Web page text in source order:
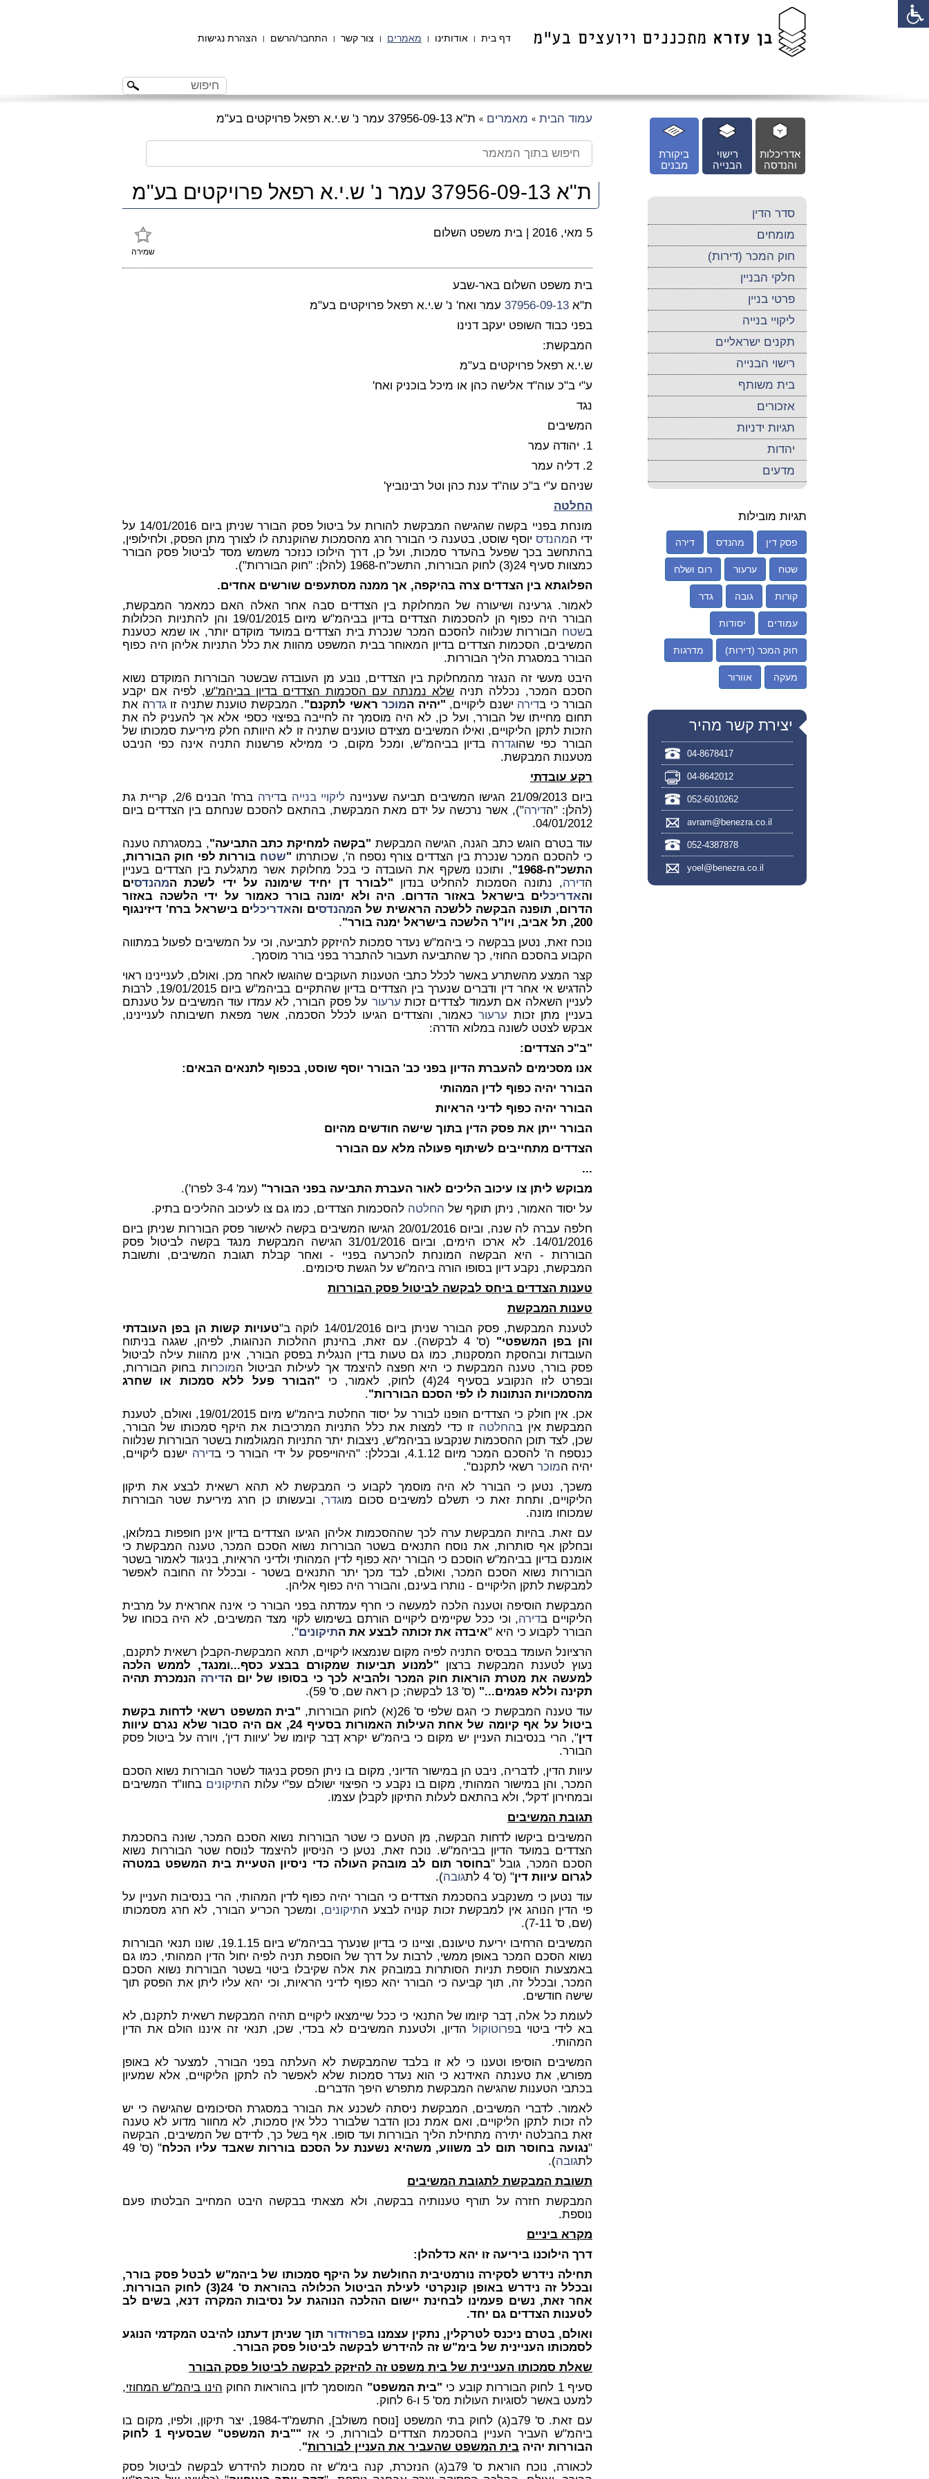
דף בית | אודותינו | מאמרים | צור קשר | התחבר/הרשם | הצהרת נגישות
עמוד הבית » מאמרים » ת"א 37956-09-13 עמר נ' ש.י.א רפאל פרויקטים בע"מ
ת"א 37956-09-13 עמר נ' ש.י.א רפאל פרויקטים בע"מ
שמירה
5 מאי, 2016 | בית משפט השלום
בית משפט השלום באר-שבע
ת"א 37956-09-13 עמר ואח' נ' ש.י.א רפאל פרויקטים בע"מ
בפני כבוד השופט יעקב דנינו
המבקשת:
ש.י.א רפאל פרויקטים בע"מ
ע"י ב"כ עוה"ד אלישה כהן או מיכל בוכניק ואח'
נגד
המשיבים
1. יהודה עמר
2. דליה עמר
שניהם ע"י ב"כ עוה"ד ענת כהן וטל רבינוביץ'
החלטה
מונחת בפניי בקשה שהגישה המבקשת להורות על ביטול פסק הבורר שניתן ביום 14/01/2016 על
ידי המהנדס יוסף שוסט, בטענה כי הבורר חרג מהסמכות שהוקנתה לו לצורך מתן הפסק, ולחילופין,
בהתחשב בכך שפעל בהעדר סמכות, ועל כן, דרך הילוכו כנזכר משמש מסד לביטול פסק הבורר
כמצוות סעיף 24(3) לחוק הבוררות, התשכ"ח-1968 (להלן: "חוק הבוררות").
הפלוגתא בין הצדדים צרה בהיקפה, אך ממנה מסתעפים שורשים אחדים.
לאמור. גרעינה ושיעורה של המחלוקת בין הצדדים סבה אחר האלה האם כמאמר המבקשת,
הבורר היה כפוף הן להסכמות הצדדים בדיון בביהמ"ש מיום 19/01/2015 והן להתניות הכלולות
בשטח הבוררות שנלווה להסכם המכר שנכרת בית הצדדים במועד מוקדם יותר, או שמא כטענת
המשיבים, הסכמות הצדדים בדיון המאוחר בבית המשפט מהוות את כלל התניות אליהן היה כפוף
הבורר במסגרת הליך הבוררות.
היבט מעשי זה הנגזר מהמחלוקת בין הצדדים, נובע מן העובדה שבשטר הבוררות המוקדם נשוא
הסכם המכר, נכללה תניה שלא נמנתה עם הסכמות הצדדים בדיון בביהמ"ש, לפיה אם יקבע
הבורר כי בדירה ישנם ליקויים, "יהיה המוכר ראשי לתקנם". המבקשת טוענת שתניה זוגדרה את
תחום מחייתו של הבורר, ועל כן, לא היה מוסמך זה לחייבה בפיצוי כספי אלא אך להעניק לה את
הזכות לתקן הליקויים, ואילו המשיבים מצידם טוענים שתניה זו לא היוותה חלק מיריעת סמכותו של
הבורר כפי שהוגדרה בדיון בביהמ"ש, ומכל מקום, כי ממילא פרשנות התניה אינה כפי הניבט
מטענות המבקשת.
רקע עובדתי
ביום 21/09/2013 הגישו המשיבים תביעה שעניינה
ליקויי בנייה בדירה
ברח' הבנים 2/6, קריית גת
(להלן: "הדירה"), אשר נרכשה על ידם מאת המבקשת, בהתאם להסכם שנחתם בין הצדדים ביום
04/01/2012.
עוד בטרם הוגש כתב הגנה, הגישה המבקשת "בקשה למחיקת כתב התביעה", במסגרתה טענה
כי להסכם המכר שנכרת בין הצדדים צורף נספח ה', שכותרתו "שטח בוררות לפי חוק הבוררות,
התשכ"ח-1968"
, ותוכנו משקף את העובדה כי בכל מחלוקת אשר מתגלעת בין הצדדים בעניין
הדירה, נתונה הסמכות להחליט בנדון "לבורר דן יחיד שימונה על ידי לשכת המהנדסים
והאדריכלים בישראל באזור הדרום. היה ולא ימונה בורר כאמור על ידי הלשכה באזור
הדרום, תופנה הבקשה ללשכה הראשית של המהנדסים והאדריכלים בישראל ברח' דיזינגוף
200, תל אביב, ויו"ר הלשכה בישראל ימנה בורר"
.
נוכח זאת, נטען בבקשה כי ביהמ"ש נעדר סמכות להיזקק לתביעה, וכי על המשיבים לפעול במתווה
הקבוע בהסכם החוזי, כך שהתביעה תעבור להתברר בפני בורר מוסמך.
קצר המצע מהשתרע באשר לכלל כתבי הטענות העוקבים שהוגשו לאחר מכן. ואולם, לעניינינו ראוי
להדגיש אי אחר דין ודברים שנערך בין הצדדים בדיון שהתקיים בביהמ"ש ביום 19/01/2015, לרבות
לעניין השאלה אם תעמוד לצדדים זכות ערעור על פסק הבורר, לא עמדו עוד המשיבים על טענתם
בעניין מתן זכות ערעורכאמור, והצדדים הגיעו לכלל הסכמה, אשר מפאת חשיבותה לעניינינו,
אבקש לצטט לשונה במלוא הדרה:
"ב"כ הצדדים:
אנו מסכימים להעברת הדיון בפני כב' הבורר יוסף שוסט, בכפוף לתנאים הבאים:
הבורר יהיה כפוף לדין המהותי
הבורר יהיה כפוף לדיני הראיות
הבורר ייתן את פסק הדין בתוך שישה חודשים מהיום
הצדדים מתחייבים לשיתוף פעולה מלא עם הבורר
...
מבוקש ליתן צו עיכוב הליכים לאור העברת התביעה בפני הבורר" (עמ' 3-4 לפרו').
על יסוד האמור, ניתן תוקף של החלטה להסכמות הצדדים, כמו גם צו לעיכוב ההליכים בתיק.
חלפה עברה לה שנה, וביום 20/01/2016 הגישו המשיבים בקשה לאישור פסק הבוררות שניתן ביום
14/01/2016. לא ארכו הימים, וביום 31/01/2016 הגישה המבקשת מנגד בקשה לביטול פסק
הבוררות - היא הבקשה המונחת להכרעה בפניי - ואחר קבלת תגובת המשיבים, ותשובת
המבקשת, נקבע דיון בסופו הורה ביהמ"ש על הגשת סיכומים.
טענות הצדדים ביחס לבקשה לביטול פסק הבוררות
טענות המבקשת
לטענת המבקשת, פסק הבורר שניתן ביום 14/01/2016 לוקה ב"
טעויות קשות הן בפן העובדתי
והן בפן המשפטי"
(ס' 4 לבקשה). עם זאת, בהינתן ההלכות הנהוגות, לפיהן, שגגה בניתוח
העובדות ובהסקת המסקנות, כמו גם טעות בדין הנגלית בפסק הבורר, אינן מהוות עילה לביטול
פסק בורר, טענה המבקשת כי היא חפצה להיצמד אך לעילות הביטול המוכרות בחוק הבוררות,
ובפרט לזו הנקובע בסעיף 24(4) לחוק, לאמור, כי
"הבורר פעל ללא סמכות או שחרג
מהסמכויות הנתונות לו לפי הסכם הבוררות".
אכן. אין חולק כי הצדדים הופנו לבורר על יסוד החלטת ביהמ"ש מיום 19/01/2015, ואולם, לטענת
המבקשת אין בהחלטה זו כדי למצות את כלל התניות המרכיבות את היקף סמכותו של הבורר,
שכן, לצד תוכן ההסכמות שנקבעו בביהמ"ש, ניצבות יתר התניות המגולמות בשטר הבוררות שנלווה
כנספח ה' להסכם המכר מיום 4.1.12, ובכללן: "היהוייפסק על ידי הבורר כי ב
דירה ישנם ליקויים,
יהיה המוכר רשאי לתקנם".
משכך, נטען כי הבורר לא היה מוסמך לקבוע כי המבקשת לא תהא רשאית לבצע את תיקון
הליקויים, ותחת זאת כי תשלם למשיבים סכום מוגדר, ובעשותו כן חרג מיריעת שטר הבוררות
שמכוחו מונה.
עם זאת. בהיות המבקשת ערה לכך שההסכמות אליהן הגיעו הצדדים בדיון אינן חופפות במלואן,
ובחלקן אף סותרות, את נוסח התנאים בשטר הבוררות נשוא הסכם המכר, טענה המבקשת כי
אומנם בדיון בביהמ"ש הוסכם כי הבורר יהא כפוף לדין המהותי ולדיני הראיות, בניגוד לאמור בשטר
הבוררות נשוא הסכם המכר, ואולם, לבד מכך יתר התנאים בשטר - ובכלל זה החובה לאפשר
למבקשת לתקן הליקויים - נותרו בעינם, והבורר היה כפוף אליהן.
המבקשת הוסיפה וטענה הלכה למעשה כי חרף עמדתה בפני הבורר כי אינה אחראית על מרבית
הליקויים בדירה, וכי ככל שקיימים ליקויים הורתם בשימוש לקוי מצד המשיבים, לא היה בכוחו של
הבורר לקבוע כי היא "איבדה את זכותה לבצע את התיקונים".
הרציונל העומד בבסיס התניה לפיה מקום שנמצאו ליקויים, תהא המבקשת-הקבלן רשאית לתקנם,
נעוץ לטענת המבקשת ברצון "למנוע תביעות שמקורם בבצע כסף...ומנגד, לממש הלכה
למעשה את מטרת הוראות חוק המכר ולהביא לכך כי בסופו של יום הדירה הנמכרת תהיה
תקינה וללא פגמים..." (ס' 13 לבקשה; כן ראה שם, ס' 59).
עוד טענה המבקשת כי הגם שלפי ס' 26(א) לחוק הבוררות,
"בית המשפט רשאי לדחות בקשת
ביטול על אף קיומה של אחת העילות האמורות בסעיף 24, אם היה סבור שלא נגרם עיוות
דין", הרי בנסיבות העניין יש מקום כי ביהמ"ש יקרא דְבר קיומו של 'עיוות דין', ויורה על ביטול פסק
הבורר.
עיוות הדין, לדבריה, ניבט הן במישור הדיוני, מקום בו ניתן הפסק בניגוד לשטר הבוררות נשוא הסכם
המכר, והן במישור המהותי, מקום בו נקבע כי הפיצוי ישולם עפ"י עלות התיקונים בחוו"ד המשיבים
ובמחירון 'דקל', ולא בהתאם לעלות התיקון לקבלן עצמו.
תגובת המשיבים
המשיבים ביקשו לדחות הבקשה, מן הטעם כי שטר הבוררות נשוא הסכם המכר, שוּנה בהסכמת
הצדדים במועד הדיון בביהמ"ש. נוכח זאת, נטען כי הניסיון להיצמד לנוסח שטר הבוררות נשוא
הסכם המכר, גובל "בחוסר תום לב מובהק העולה כדי ניסיון הטעיית בית המשפט במטרה
לגרום עיוות דין" (ס' 4 לת גובה).
עוד נטען כי משנקבע בהסכמת הצדדים כי הבורר יהיה כפוף לדין המהותי, הרי בנסיבות העניין על
פי הדין הנוהג אין למבקשת זכות קנויה לבצע התיקונים, ומשכך הכריע הבורר, לא חרג מסמכותו
(שם, ס' 7-11).
המשיבים הרחיבו יריעת טיעונם, וציינו כי בדיון שנערך בביהמ"ש ביום 19.1.15, שונו תנאי הבוררות
נשוא הסכם המכר באופן ממשי, לרבות על דרך של הוספת תניה לפיה יחול הדין המהותי, כמו גם
באמצעות הוספת תניות הסותרות במובהק את אלה שקיבלו ביטוי בשטר הבוררות נשוא הסכם
המכר, ובכלל זה, תוך קביעה כי הבורר יהא כפוף לדיני הראיות, וכי יהא עליו ליתן את הפסק תוך
שישה חודשים.
לעומת כל אלה, דְבר קיומו של התנאי כי ככל שיימצאו ליקויים תהיה המבקשת רשאית לתקנם, לא
בא לידי ביטוי בפרוטוקול הדיון, ולטענת המשיבים לא בכדי, שכן, תנאי זה איננו הולם את הדין
המהותי.
המשיבים הוסיפו וטענו כי לא זו בלבד שהמבקשת לא העלתה בפני הבורר, למצער לא באופן
מפורש, את טענתה האידנא כי הוא נעדר סמכות שלא לאפשר לה לתקן הליקויים, אלא שמעיון
בכתבי הטענות שהגישה המבקשת מתפרש היפך הדברים.
לאמור. לדברי המשיבים, המבקשת ניסתה לשכנע את הבורר במסגרת הסיכומים שהגישה כי יש
לה זכות לתקן הליקויים, ואם אמת נכון הדבר שלבורר כלל אין סמכות, לא מחוור מדוע לא טענה
זאת בהבלטה יתירה מתחילת הליך הבוררות ועד סופו. אף בשל כך, לדידם של המשיבים, הבקשה
"נגועה בחוסר תום לב משווע, משהיא נשענת על הסכם בוררות שאבד עליו הכלח
" (ס' 49
לתגובה).
תשובת המבקשת לתגובת המשיבים
המבקשת חזרה על תורף טענותיה בבקשה, ולא מצאתי בבקשה היבט המחייב הבלטתו פעם
נוספת.
מקרא ביניים
דרך הילוכנו ביריעה זו יהא כדלהלן:
תחילה נידרש לסקירה נורמטיבית החולשת על היקף סמכותו של ביהמ"ש לבטל פסק בורר,
ובכלל זה נידרש באופן קונקרטי לעילת הביטול הכלולה בהוראת ס' 24(3) לחוק הבוררות.
אחר זאת, נשים פעמינו לבחינת יישום ההלכה הנוהגת על נסיבות המקרה דנא, בשים לב
לטענות הצדדים גם יחד.
ואולם, בטרם ניכנס לטרקלין, נתקין עצמנו בפרוזדור תוך שניתן דעתנו להיבט המקדמי הנוגע
לסמכותו העניינית של בימ"ש זה להידרש לבקשה לביטול פסק הבורר.
שאלת סמכותו העניינית של בית משפט זה להיזקק לבקשה לביטול פסק הבורר
סעיף 1 לחוק הבוררות קובע כי
"בית המשפט" המוסמך לדון בהוראות החוק הינו ביהמ"ש המחוזי,
למעט באשר לסוגיות העולות מס' 5 ו-6 לחוק.
עם זאת. ס' 79ב(ג) לחוק בתי המשפט [נוסח משולב], התשמ"ד-1984, יצר תיקון, ולפיו, מקום בו
ביהמ"ש העביר העניין בהסכמת הצדדים לבוררות, כי אז
""בית המשפט" שבסעיף 1 לחוק
הבוררות יהיה בית המשפט שהעביר את העניין לבוררות"
.
לכאורה, נוכח הוראת ס' 79ב(ג) הנזכרת, קנה בימ"ש זה סמכות להידרש לבקשה לביטול פסק
ביקורת
מבנים
רישוי
הבנייה
אדריכלות
והנדסה
סדר הדין
מומחים
חוק המכר (דירות)
חלקי הבניין
פרטי בניין
ליקויי בנייה
תקנים ישראליים
רישוי הבנייה
בית משותף
אזכורים
תגיות ידניות
יהדות
מדעים
תגיות מובילות
פסק דין מהנדס דירה
שטח ערעור רום ושלח
קורות גובה גדר
עמודים יסודות
חוק המכר (דירות) מדרגות
מעקה אוורור
יצירת קשר מהיר
04-8678417
04-8642012
052-6010262
avram@benezra.co.il
052-4387878
yoel@benezra.co.il